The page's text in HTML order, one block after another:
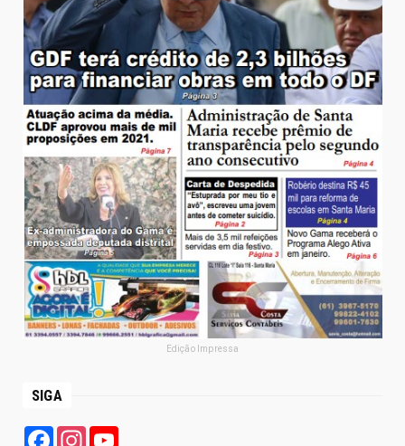
Edição Impressa
SIGA
FacebookInstagram